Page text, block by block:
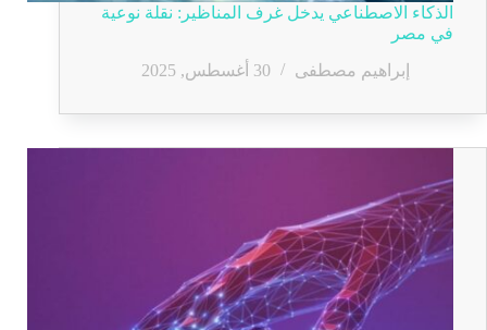
الذكاء الاصطناعي يدخل غرف المناظير: نقلة نوعية
في مصر
إبراهيم مصطفى
30 أغسطس, 2025